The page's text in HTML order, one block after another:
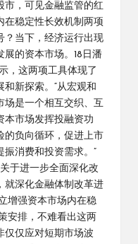
市，可见金融监管的红
在稳定性长效机制两项
？当下，经济运行出现
的资本市场。18日潘
，这两项工具体现了
新探索。“从宏观和
是一个相互交织、互
本市场发挥投融资功
的负向循环，促进上市
消费和投资需求。”
于进一步全面深化改
就深化金融体制改革进
增强资本市场内在稳
安排，不难看出这两
仅仅应对短期市场波